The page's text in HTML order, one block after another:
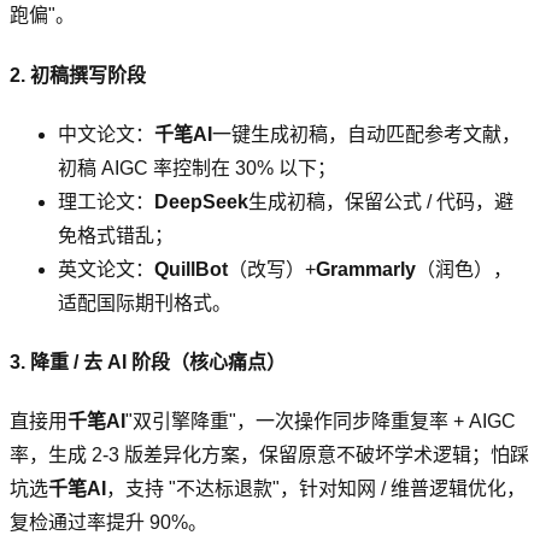
跑偏"。
2. 初稿撰写阶段
中文论文： 千笔AI 一键生成初稿，自动匹配参考文献，
初稿 AIGC 率控制在 30% 以下；
理工论文：
DeepSeek生成初稿，保留公式 / 代码，避
免格式错乱；
英文论文： QuillBot （改写）+Grammarly （润色），
适配国际期刊格式。
3. 降重 / 去 AI 阶段（核心痛点）
直接用千笔AI "双引擎降重"，一次操作同步降重复率 + AIGC
率，生成 2-3 版差异化方案，保留原意不破坏学术逻辑；怕踩
坑选千笔AI ，支持 "不达标退款"，针对知网 / 维普逻辑优化，
复检通过率提升 90%。